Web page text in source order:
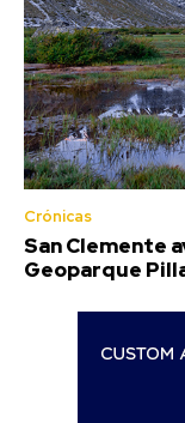
Crónicas
San Clemente
Geoparque